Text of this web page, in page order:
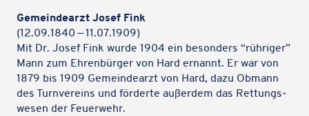
Gemein­de­arzt Josef Fink
(12.09.1840 — 11.07.1909)
Mit Dr. Josef Fink wurde 1904 ein beson­ders “rühri­ger”
Mann zum Ehren­bür­ger von Hard ernannt. Er war von
1879 bis 1909 Gemein­de­arzt von Hard, dazu Obmann
des Turn­ver­eins und förderte außer­dem das Rettungs­
we­sen der Feuerwehr.